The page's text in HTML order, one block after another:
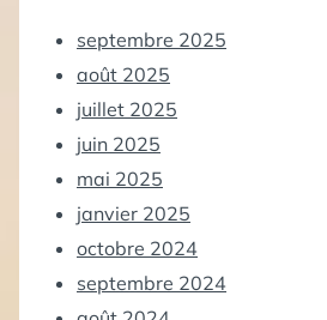
septembre 2025
août 2025
juillet 2025
juin 2025
mai 2025
janvier 2025
octobre 2024
septembre 2024